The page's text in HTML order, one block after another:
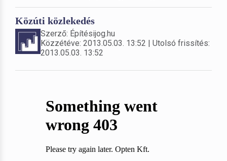
Közúti közlekedés
Szerző: Építésijog.hu
Közzétéve: 2013.05.03. 13:52 | Utolsó frissítés:
2013.05.03. 13:52